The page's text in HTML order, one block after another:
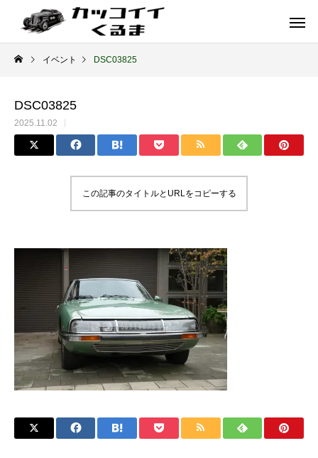
イギリス車
ENGLAND
ドイツ車
GERMANY
イベント DSC03825
DSC03825
2025.11.02
この記事のタイトルとURLをコピーする